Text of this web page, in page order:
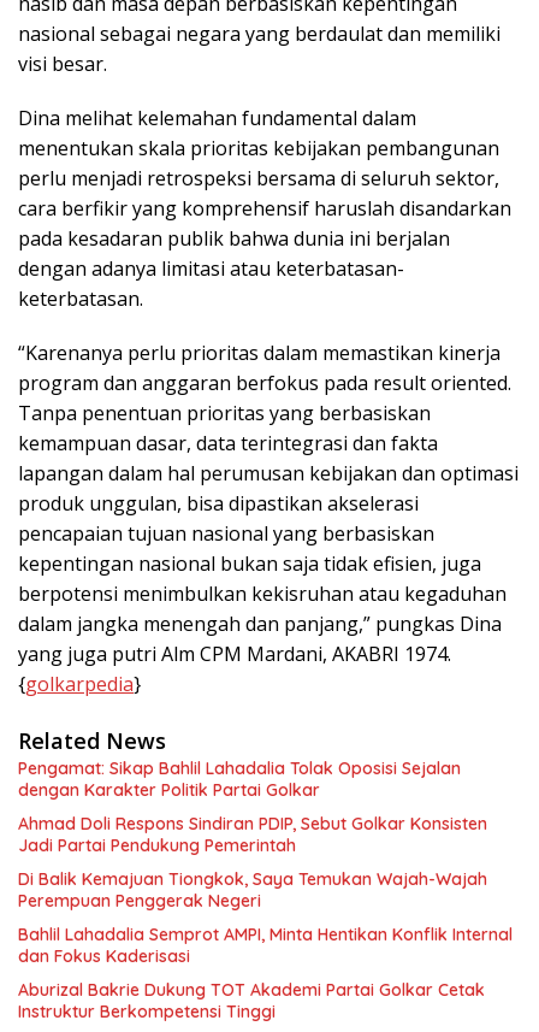
nasional sebagai negara yang berdaulat dan memiliki
visi besar.
Dina melihat kelemahan fundamental dalam
menentukan skala prioritas kebijakan pembangunan
perlu menjadi retrospeksi bersama di seluruh sektor,
cara berfikir yang komprehensif haruslah disandarkan
pada kesadaran publik bahwa dunia ini berjalan
dengan adanya limitasi atau keterbatasan-
keterbatasan.
“Karenanya perlu prioritas dalam memastikan kinerja
program dan anggaran berfokus pada result oriented.
Tanpa penentuan prioritas yang berbasiskan
kemampuan dasar, data terintegrasi dan fakta
lapangan dalam hal perumusan kebijakan dan optimasi
produk unggulan, bisa dipastikan akselerasi
pencapaian tujuan nasional yang berbasiskan
kepentingan nasional bukan saja tidak efisien, juga
berpotensi menimbulkan kekisruhan atau kegaduhan
dalam jangka menengah dan panjang,” pungkas Dina
yang juga putri Alm CPM Mardani, AKABRI 1974.
{golkarpedia}
Related News
Pengamat: Sikap Bahlil Lahadalia Tolak Oposisi Sejalan
dengan Karakter Politik Partai Golkar
Ahmad Doli Respons Sindiran PDIP, Sebut Golkar Konsisten
Jadi Partai Pendukung Pemerintah
Di Balik Kemajuan Tiongkok, Saya Temukan Wajah-Wajah
Perempuan Penggerak Negeri
Bahlil Lahadalia Semprot AMPI, Minta Hentikan Konflik Internal
dan Fokus Kaderisasi
Aburizal Bakrie Dukung TOT Akademi Partai Golkar Cetak
Instruktur Berkompetensi Tinggi